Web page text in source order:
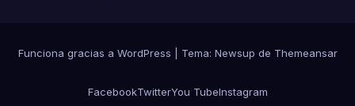
Funciona gracias a WordPress Tema: Newsup de Themeansar
FacebookTwitterYou TubeInstagram